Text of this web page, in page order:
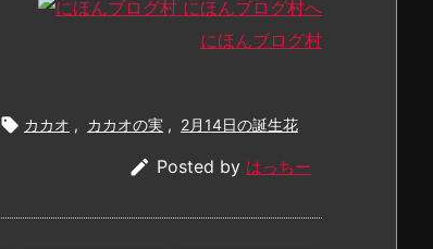
にほんブログ村
 カカオ , カカオの実 , 2月14日の誕生花
 Posted by はっちー